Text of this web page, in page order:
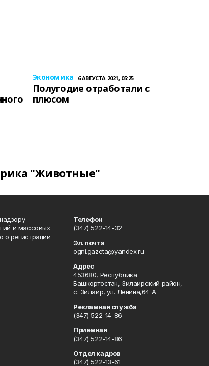
Экономика 6 АВГУСТА 2021, 05:25
Полугодие отработали с
плюсом
"Животные"
и массовых
о регистрации
Телефон
(347) 522-14-32
Эл. почта
ogni.gazeta@yandex.ru
Адрес
453680, Республика
Башкортостан, Зилаирский район,
с. Зилаир, ул. Ленина,64 А
Рекламная служба
(347) 522-14-86
Приемная
(347) 522-14-86
Отдел кадров
(347) 522-13-61